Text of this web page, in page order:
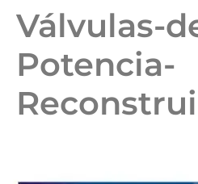
Válvulas-
Potencia-